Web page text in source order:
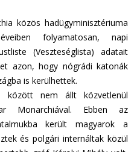
közös hadügyminisztériuma
folyamatosan, napi
(Veszteséglista) adatait
azon, hogy nógrádi katonák
is kerülhettek.
között nem állt közvetlenül
Monarchiával. Ebben az
került magyarok a
és polgári internáltak közül